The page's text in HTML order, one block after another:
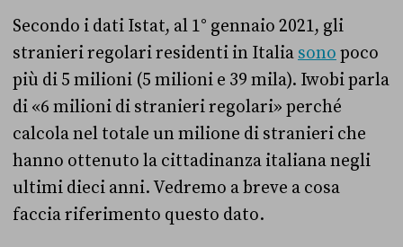
Secondo i dati Istat, al 1° gennaio 2021, gli
stranieri regolari residenti in Italia sono poco
più di 5 milioni (5 milioni e 39 mila). Iwobi parla
di «6 milioni di stranieri regolari» perché
calcola nel totale un milione di stranieri che
hanno ottenuto la cittadinanza italiana negli
ultimi dieci anni. Vedremo a breve a cosa
faccia riferimento questo dato.